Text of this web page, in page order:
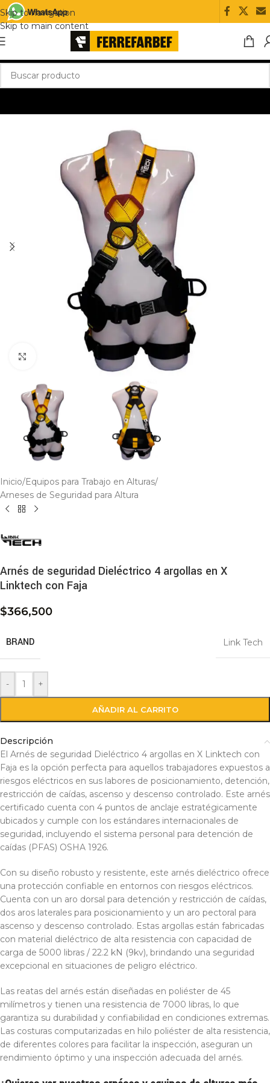
Skip to navigation
Skip to main content
Click to enlarge
Inicio/Equipos para Trabajo en Alturas/
Arneses de Seguridad para Altura
Arnés de seguridad Dieléctrico 4 argollas en X
Linktech con Faja
$366,500
BRAND Link Tech
- +
AÑADIR AL CARRITO
Descripción
El Arnés de seguridad Dieléctrico 4 argollas en X Linktech con
Faja es la opción perfecta para aquellos trabajadores expuestos a
riesgos eléctricos en sus labores de posicionamiento, detención,
restricción de caídas, ascenso y descenso controlado. Este arnés
certificado cuenta con 4 puntos de anclaje estratégicamente
ubicados y cumple con los estándares internacionales de
seguridad, incluyendo el sistema personal para detención de
caídas (PFAS) OSHA 1926.
Con su diseño robusto y resistente, este arnés dieléctrico ofrece
una protección confiable en entornos con riesgos eléctricos.
Cuenta con un aro dorsal para detención y restricción de caídas,
dos aros laterales para posicionamiento y un aro pectoral para
ascenso y descenso controlado. Estas argollas están fabricadas
con material dieléctrico de alta resistencia con capacidad de
carga de 5000 libras / 22.2 kN (9kv), brindando una seguridad
excepcional en situaciones de peligro eléctrico.
Las reatas del arnés están diseñadas en poliéster de 45
milímetros y tienen una resistencia de 7000 libras, lo que
garantiza su durabilidad y confiabilidad en condiciones extremas.
Las costuras computarizadas en hilo poliéster de alta resistencia,
de diferentes colores para facilitar la inspección, aseguran un
rendimiento óptimo y una inspección adecuada del arnés.